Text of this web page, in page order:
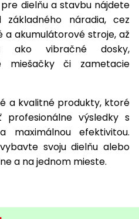
dielňu a stavbu nájdete
náradia, cez
a akumulátorové stroje, až
ako vibračné dosky,
miešačky či zametacie
a kvalitné produkty, ktoré
profesionálne výsledky s
maximálnou efektivitou.
svoju dielňu alebo
a na jednom mieste.